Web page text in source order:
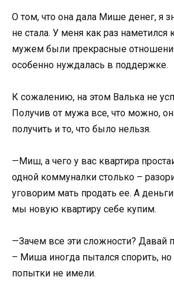
О том, что она дала Мише денег, я
не стала. У меня как раз наметился
мужем были прекрасные
особенно нуждалась в поддержке.
К сожалению, на этом Валька не
Получив от мужа все, что можно,
получить и то, что было нельзя.
—Миш, а чего у вас квартира
одной коммуналки столько –
уговорим мать продать ее. А
мы новую квартиру себе купим.
—Зачем все эти сложности? Давай
– Миша иногда пытался спорить, но
попытки не имели.